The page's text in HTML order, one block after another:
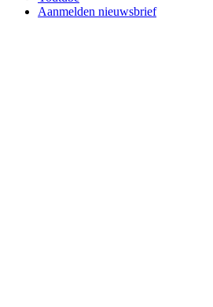
Aanmelden nieuwsbrief